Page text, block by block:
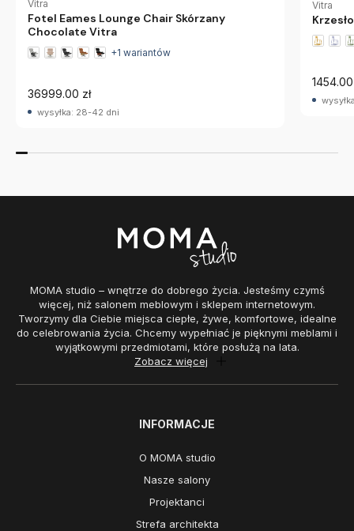
Vitra
Fotel Eames Lounge Chair Skórzany
Chocolate Vitra
+1 wariantów
36999.00 zł
wysyłka: 28-42 dni
Vitra
1454.00
MOMA studio – wnętrze do dobrego życia. Jesteśmy czymś
więcej, niż salonem meblowym i sklepem internetowym.
Tworzymy dla Ciebie miejsca ciepłe, żywe, komfortowe, idealne
do celebrowania życia. Chcemy wypełniać je pięknymi meblami i
wyjątkowymi przedmiotami, które posłużą na lata.
Zobacz więcej
INFORMACJE
O MOMA studio
Nasze salony
Projektanci
Strefa architekta